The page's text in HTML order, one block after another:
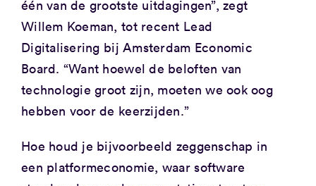
één van de grootste uitdagingen”, zegt
Willem Koeman, tot recent Lead
Digitalisering bij Amsterdam Economic
Board. “Want hoewel de beloften van
technologie groot zijn, moeten we ook oog
hebben voor de keerzijden.”
Hoe houd je bijvoorbeeld zeggenschap in
een platformeconomie, waar software